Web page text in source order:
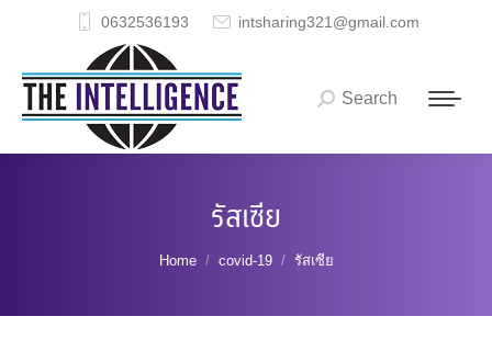
0632536193 intsharing321@gmail.com
Search:
Search
รัสเซีย
You are here:
Home covid-19 รัสเซีย